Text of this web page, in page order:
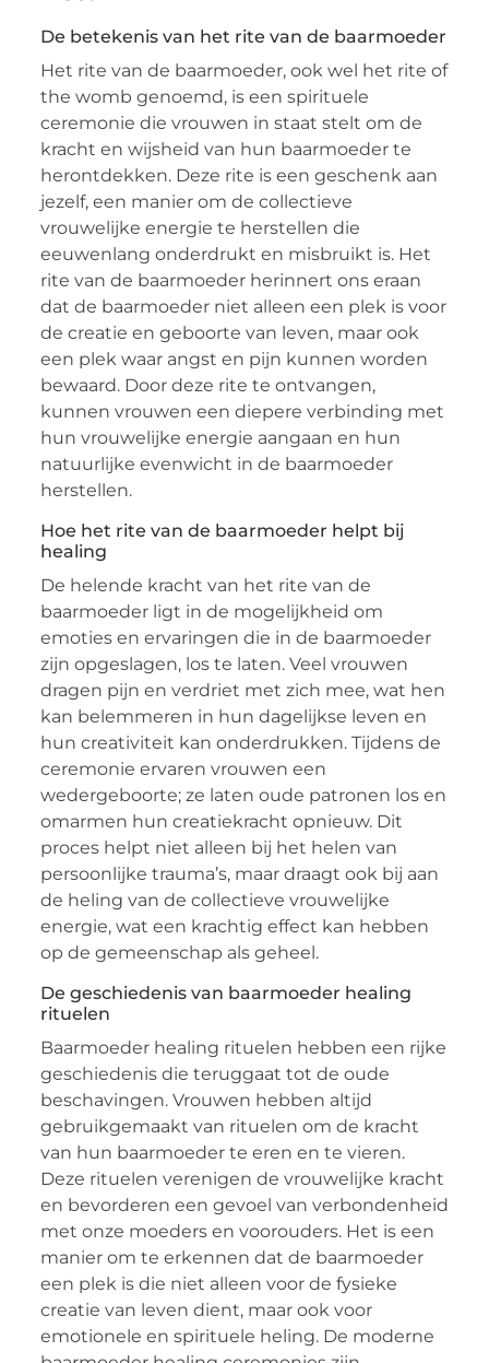
De betekenis van het rite van de baarmoeder
Het rite van de baarmoeder, ook wel het rite of
the womb genoemd, is een spirituele
ceremonie die vrouwen in staat stelt om de
kracht en wijsheid van hun baarmoeder te
herontdekken. Deze rite is een geschenk aan
jezelf, een manier om de collectieve
vrouwelijke energie te herstellen die
eeuwenlang onderdrukt en misbruikt is. Het
rite van de baarmoeder herinnert ons eraan
dat de baarmoeder niet alleen een plek is voor
de creatie en geboorte van leven, maar ook
een plek waar angst en pijn kunnen worden
bewaard. Door deze rite te ontvangen,
kunnen vrouwen een diepere verbinding met
hun vrouwelijke energie aangaan en hun
natuurlijke evenwicht in de baarmoeder
herstellen.
Hoe het rite van de baarmoeder helpt bij
healing
De helende kracht van het rite van de
baarmoeder ligt in de mogelijkheid om
emoties en ervaringen die in de baarmoeder
zijn opgeslagen, los te laten. Veel vrouwen
dragen pijn en verdriet met zich mee, wat hen
kan belemmeren in hun dagelijkse leven en
hun creativiteit kan onderdrukken. Tijdens de
ceremonie ervaren vrouwen een
wedergeboorte; ze laten oude patronen los en
omarmen hun creatiekracht opnieuw. Dit
proces helpt niet alleen bij het helen van
persoonlijke trauma’s, maar draagt ook bij aan
de heling van de collectieve vrouwelijke
energie, wat een krachtig effect kan hebben
op de gemeenschap als geheel.
De geschiedenis van baarmoeder healing
rituelen
Baarmoeder healing rituelen hebben een rijke
geschiedenis die teruggaat tot de oude
beschavingen. Vrouwen hebben altijd
gebruikgemaakt van rituelen om de kracht
van hun baarmoeder te eren en te vieren.
Deze rituelen verenigen de vrouwelijke kracht
en bevorderen een gevoel van verbondenheid
met onze moeders en voorouders. Het is een
manier om te erkennen dat de baarmoeder
een plek is die niet alleen voor de fysieke
creatie van leven dient, maar ook voor
emotionele en spirituele heling. De moderne